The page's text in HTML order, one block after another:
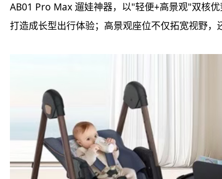
AB01 Pro Max 遛娃神器，以"轻便+高景观"双核
打造成长型出行体验；高景观座位不仅拓宽视野